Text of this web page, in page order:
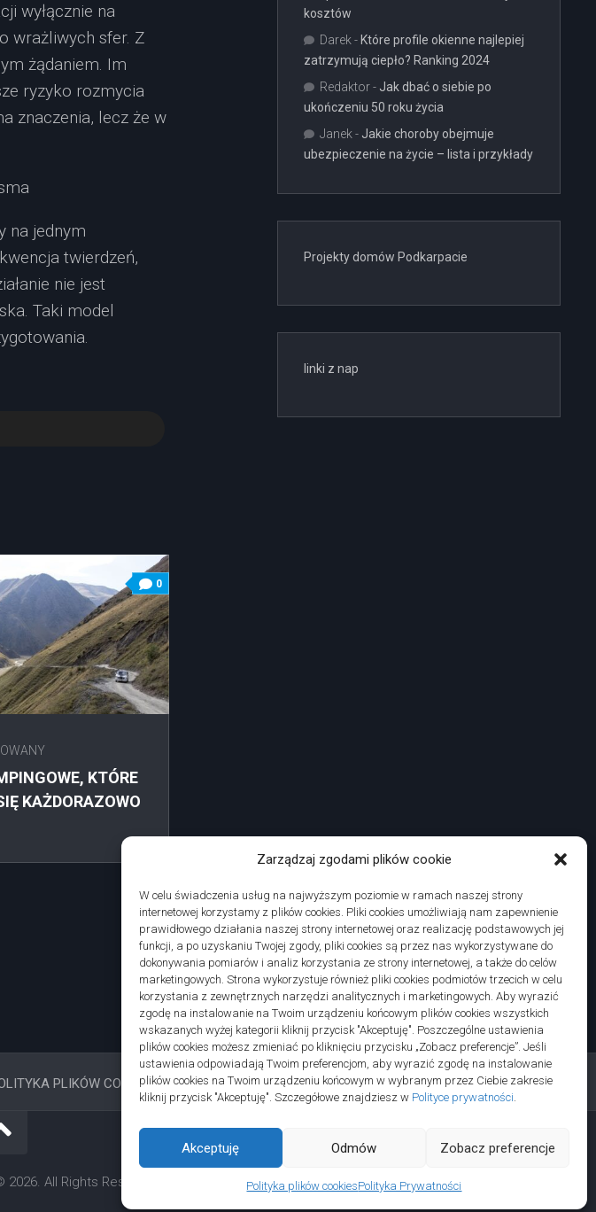
Zarządzaj zgodami plików cookie
W celu świadczenia usług na najwyższym poziomie w ramach naszej strony
internetowej korzystamy z plików cookies. Pliki cookies umożliwiają nam zapewnienie
prawidłowego działania naszej strony internetowej oraz realizację podstawowych jej
funkcji, a po uzyskaniu Twojej zgody, pliki cookies są przez nas wykorzystywane do
dokonywania pomiarów i analiz korzystania ze strony internetowej, a także do celów
marketingowych. Strona wykorzystuje również pliki cookies podmiotów trzecich w celu
korzystania z zewnętrznych narzędzi analitycznych i marketingowych. Aby wyrazić
zgodę na instalowanie na Twoim urządzeniu końcowym plików cookies wszystkich
wskazanych wyżej kategorii kliknij przycisk "Akceptuję". Poszczególne ustawienia
plików cookies możesz zmieniać po kliknięciu przycisku „Zobacz preferencje”. Jeśli
ustawienia odpowiadają Twoim preferencjom, aby wyrazić zgodę na instalowanie
plików cookies na Twoim urządzeniu końcowym w wybranym przez Ciebie zakresie
kliknij przycisk "Akceptuję". Szczegółowe znajdziesz w Polityce prywatności.
Akceptuję Odmów Zobacz preferencje
Polityka plików cookiesPolityka Prywatności
wyłącznie na
wrażliwych sfer. Z
żądaniem. Im
ryzyko rozmycia
znaczenia, lecz że w
na jednym
twierdzeń,
nie jest
Taki model
0
KTÓRE
KAŻDORAZOWO
kosztów
Darek - Które profile okienne najlepiej
zatrzymują ciepło? Ranking 2024
Redaktor- Jak dbać o siebie po
ukończeniu 50 roku życia
Janek - Jakie choroby obejmuje
ubezpieczenie na życie – lista i przykłady
Projekty domów Podkarpacie
linki z nap
PLIKÓW COOKIES (EU)
All Rights Reserved.